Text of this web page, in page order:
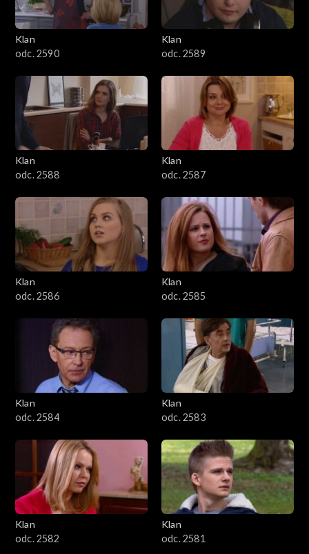
2701–2800
2501–2600
2301–2400
2201–2300
2101–2200
2001–2100
1901–2000
1801–1900
1701–1800
1601–1700
1501–1600
1401–1500
1301–1400
1201–1300
Klan
odc. 2590
Klan
odc. 2589
Klan
odc. 2588
Klan
odc. 2587
Klan
odc. 2586
Klan
odc. 2585
Klan
odc. 2584
Klan
odc. 2583
Klan
odc. 2582
Klan
odc. 2581